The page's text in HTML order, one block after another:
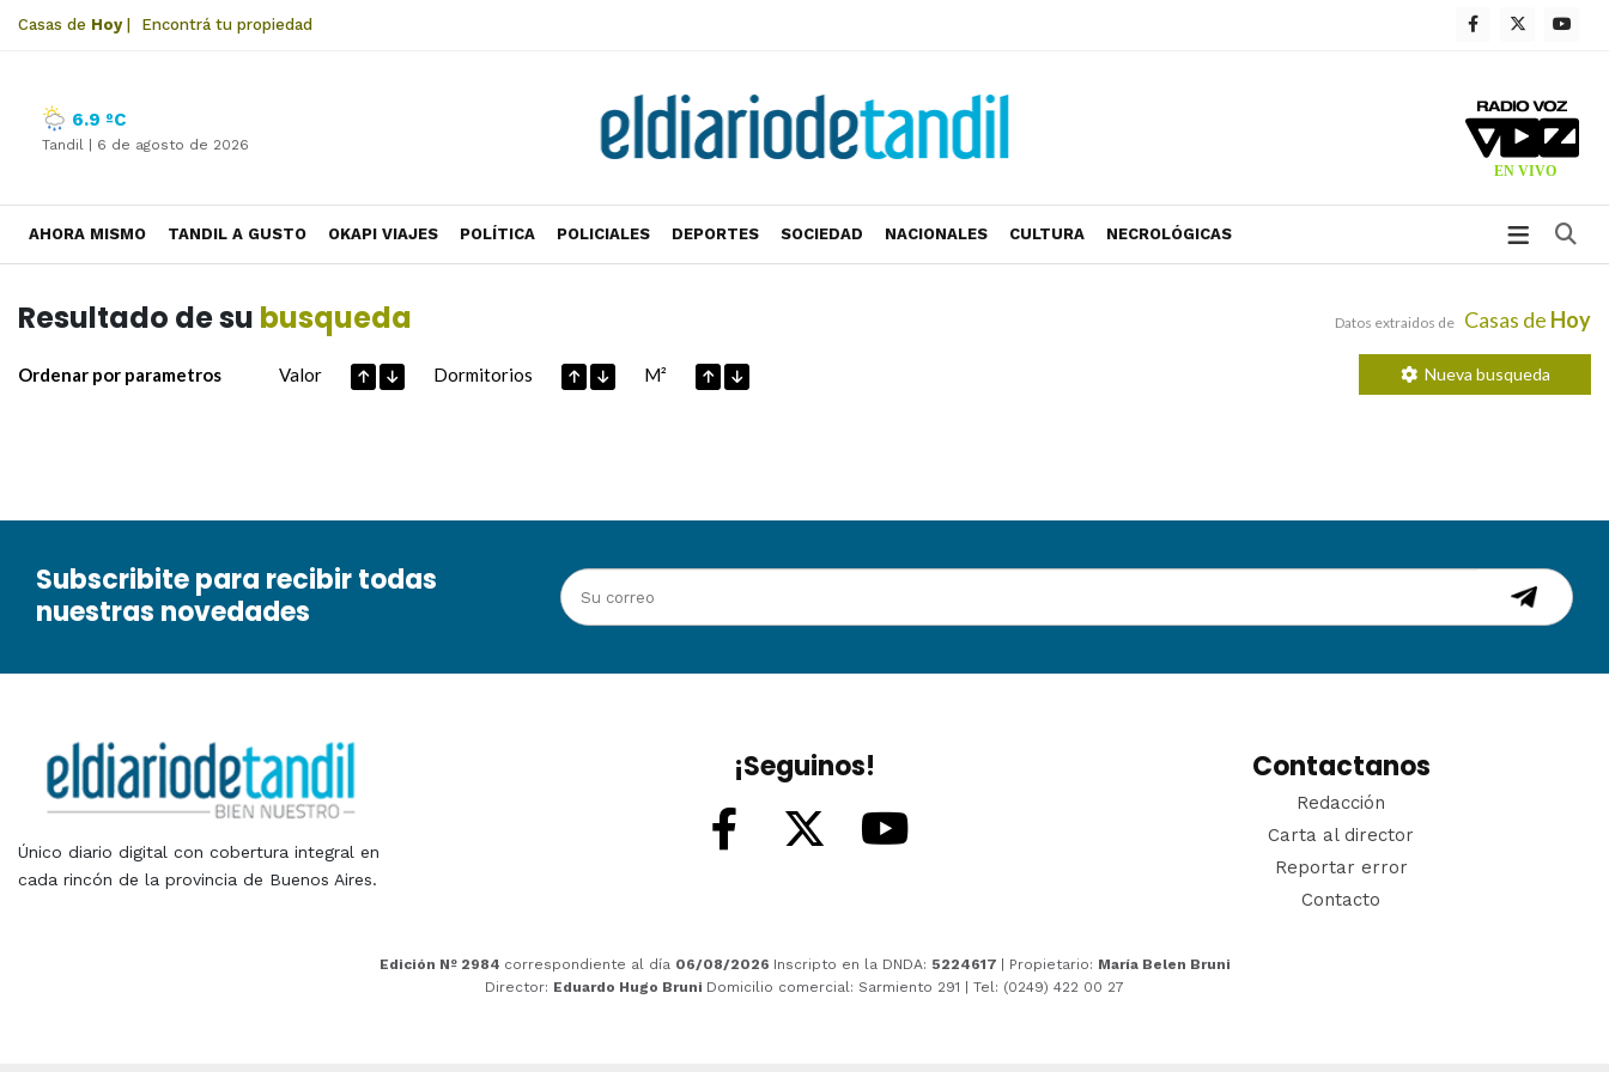
Casas de Hoy| Encontrá tu propiedad
6.9 ºC
Tandil | 6 de agosto de 2026
AHORA MISMO TANDIL A GUSTO OKAPI VIAJES POLÍTICA POLICIALES DEPORTES SOCIEDAD NACIONALES CULTURA NECROLÓGICAS
Resultado de su busqueda Datos extraidos de Casas de Hoy
Ordenar por parametros Valor Dormitorios M² Nueva busqueda
Subscribite para recibir todas
nuestras novedades
Único diario digital con cobertura integral en
cada rincón de la provincia de Buenos Aires.
¡Seguinos! Contactanos
Redacción
Carta al director
Reportar error
Contacto
Edición Nº 2984 correspondiente al día 06/08/2026 Inscripto en la DNDA: 5224617 | Propietario: María Belen Bruni
Director: Eduardo Hugo Bruni Domicilio comercial: Sarmiento 291 | Tel: (0249) 422 00 27